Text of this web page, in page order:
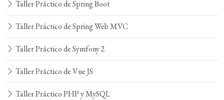
Taller Práctico de Spring Boot
Taller Práctico de Spring Web MVC
Taller Práctico de Symfony 2
Taller Práctico de Vue JS
Taller Práctico PHP y MySQL